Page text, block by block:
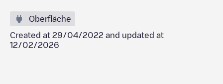
Oberfläche
Created at 29/04/2022 and updated at
12/02/2026